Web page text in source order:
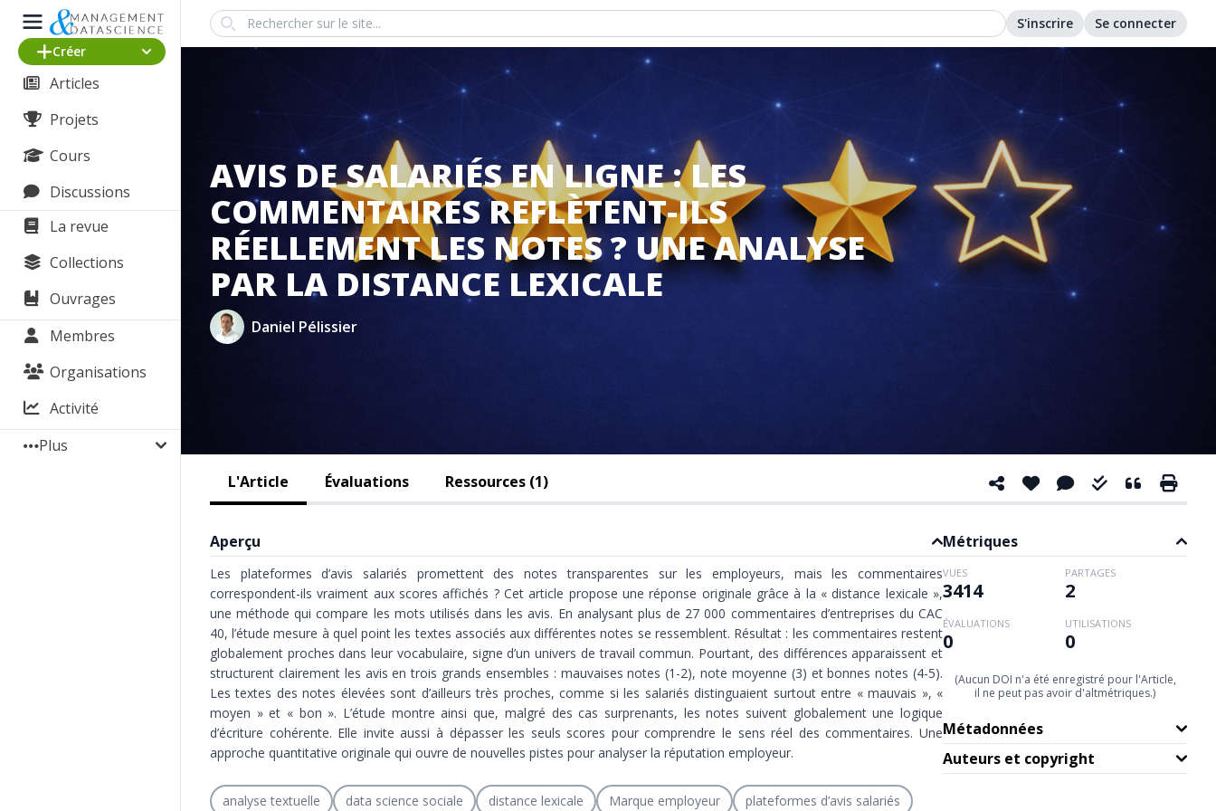
Créer
Articles
Projets
Cours
Discussions
La revue
Collections
Ouvrages
Membres
Organisations
Activité
Plus
Search S'inscrire Se connecter
AVIS DE SALARIÉS EN LIGNE : LES
COMMENTAIRES REFLÈTENT-ILS
RÉELLEMENT LES NOTES ? UNE ANALYSE
PAR LA DISTANCE LEXICALE
Daniel Pélissier
L'Article Évaluations Ressources (1)
Aperçu
Les plateformes d’avis salariés promettent des notes transparentes sur les employeurs, mais les commentaires
correspondent-ils vraiment aux scores affichés ? Cet article propose une réponse originale grâce à la « distance lexicale »,
une méthode qui compare les mots utilisés dans les avis. En analysant plus de 27 000 commentaires d’entreprises du CAC
40, l’étude mesure à quel point les textes associés aux différentes notes se ressemblent. Résultat : les commentaires restent
globalement proches dans leur vocabulaire, signe d’un univers de travail commun. Pourtant, des différences apparaissent et
structurent clairement les avis en trois grands ensembles : mauvaises notes (1-2), note moyenne (3) et bonnes notes (4-5).
Les textes des notes élevées sont d’ailleurs très proches, comme si les salariés distinguaient surtout entre « mauvais », «
moyen » et « bon ». L’étude montre ainsi que, malgré des cas surprenants, les notes suivent globalement une logique
d’écriture cohérente. Elle invite aussi à dépasser les seuls scores pour comprendre le sens réel des commentaires. Une
approche quantitative originale qui ouvre de nouvelles pistes pour analyser la réputation employeur.
analyse textuelle data science sociale distance lexicale Marque employeur plateformes d’avis salariés
Métriques
VUES
3414
PARTAGES
2
ÉVALUATIONS
0
UTILISATIONS
0
(Aucun DOI n'a été enregistré pour l'Article,
il ne peut pas avoir d'altmétriques.)
Métadonnées
Auteurs et copyright